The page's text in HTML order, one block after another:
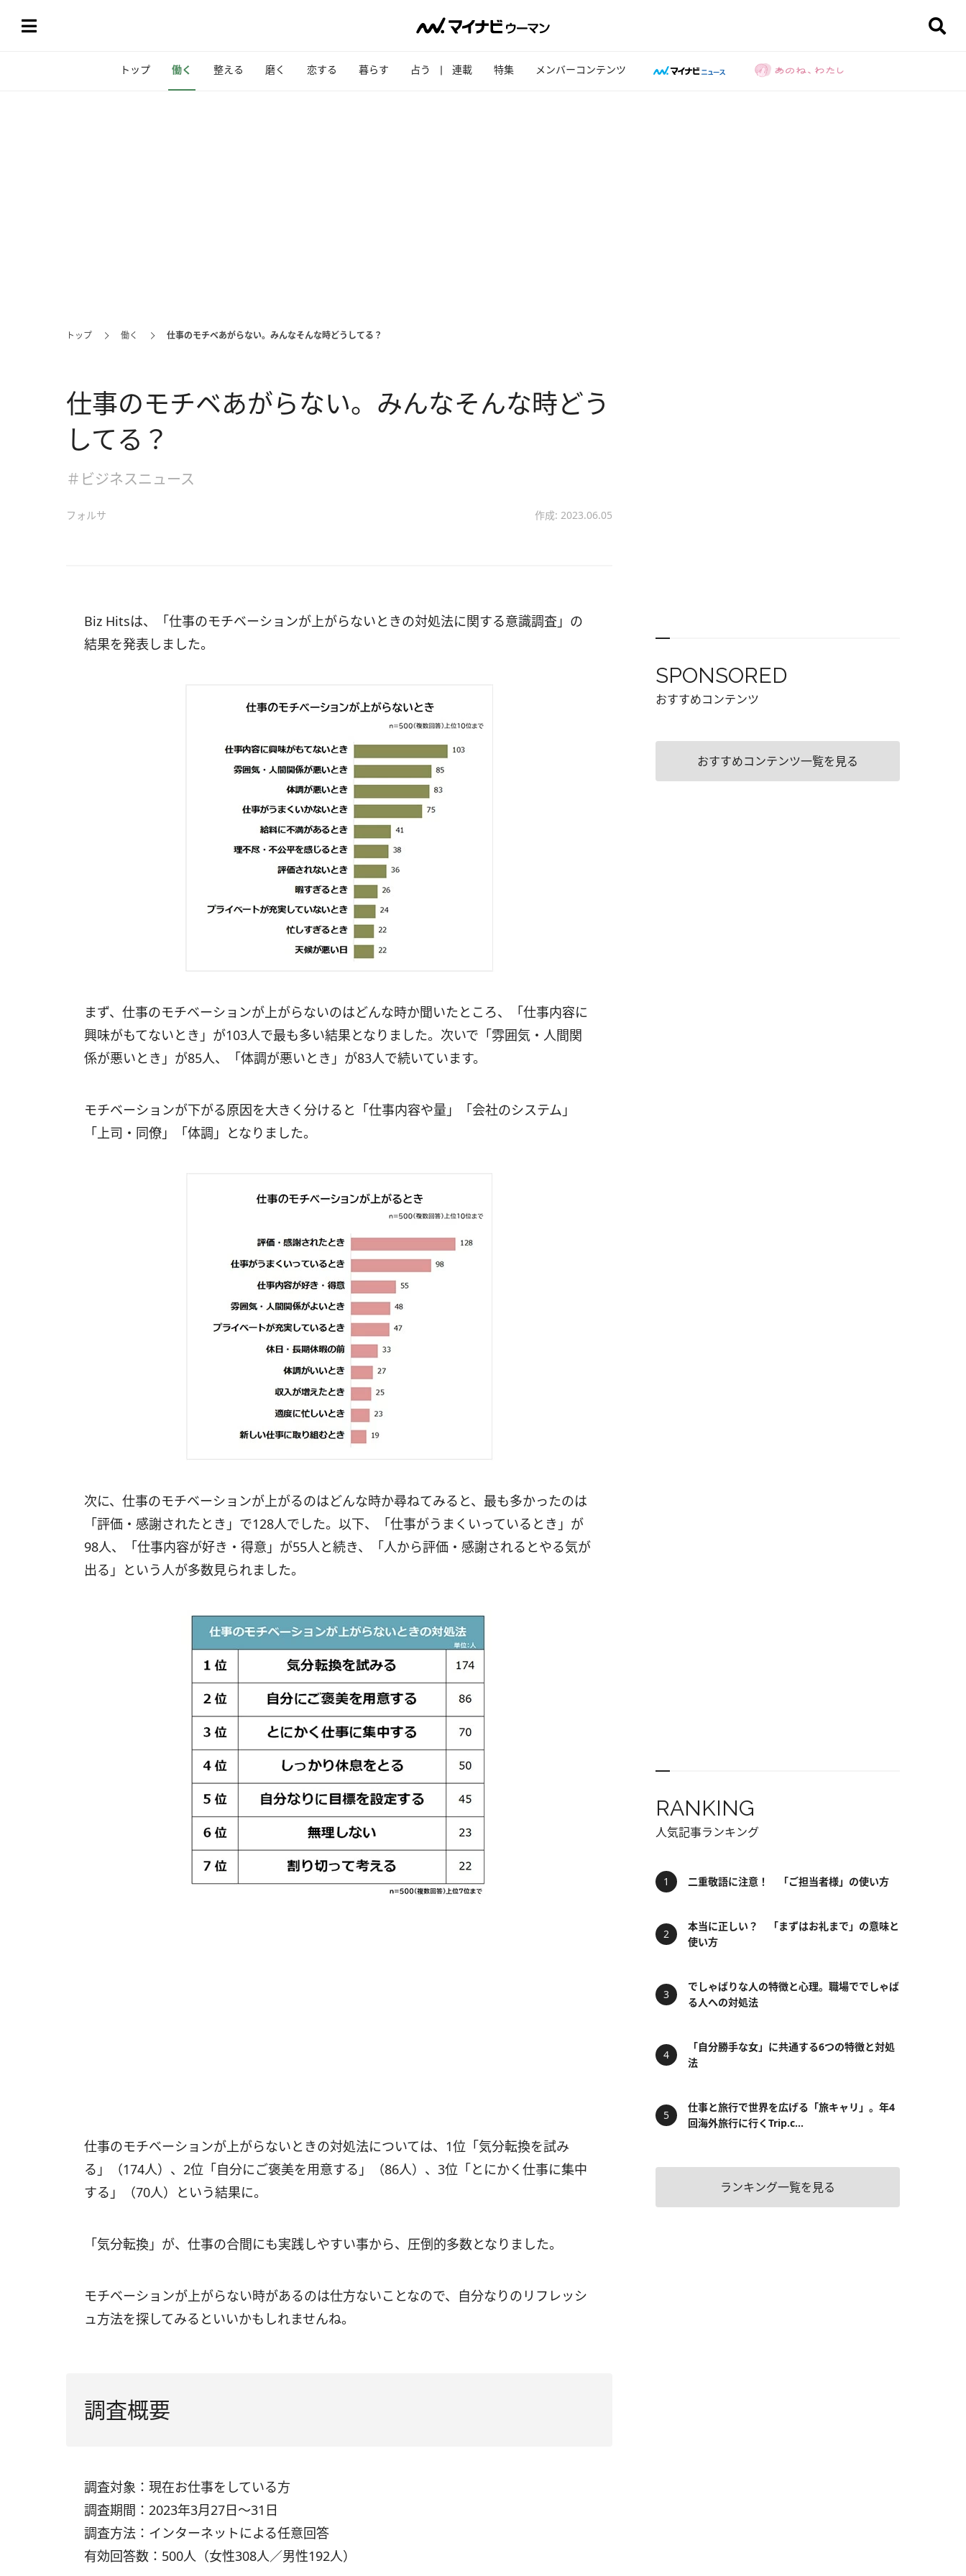
トップ 働く 整える 磨く 恋する 暮らす 占う 連載 特集 メンバーコンテンツ
トップ 働く 仕事のモチベあがらない。みんなそんな時どうしてる？
仕事のモチベあがらない。みんなそんな時どう
してる？
＃ビジネスニュース
フォルサ 作成: 2023.06.05
Biz Hitsは、「仕事のモチベーションが上がらないときの対処法に関する意識調査」の
結果を発表しました。
まず、仕事のモチベーションが上がらないのはどんな時か聞いたところ、「仕事内容に
興味がもてないとき」が103人で最も多い結果となりました。次いで「雰囲気・人間関
係が悪いとき」が85人、「体調が悪いとき」が83人で続いています。
モチベーションが下がる原因を大きく分けると「仕事内容や量」「会社のシステム」
「上司・同僚」「体調」となりました。
次に、仕事のモチベーションが上がるのはどんな時か尋ねてみると、最も多かったのは
「評価・感謝されたとき」で128人でした。以下、「仕事がうまくいっているとき」が
98人、「仕事内容が好き・得意」が55人と続き、「人から評価・感謝されるとやる気が
出る」という人が多数見られました。
仕事のモチベーションが上がらないときの対処法については、1位「気分転換を試み
る」（174人）、2位「自分にご褒美を用意する」（86人）、3位「とにかく仕事に集中
する」（70人）という結果に。
「気分転換」が、仕事の合間にも実践しやすい事から、圧倒的多数となりました。
モチベーションが上がらない時があるのは仕方ないことなので、自分なりのリフレッシ
ュ方法を探してみるといいかもしれませんね。
調査概要
調査対象：現在お仕事をしている方
調査期間：2023年3月27日～31日
調査方法：インターネットによる任意回答
有効回答数：500人（女性308人／男性192人）
SPONSORED
おすすめコンテンツ
おすすめコンテンツ一覧を見る
RANKING
人気記事ランキング
二重敬語に注意！ 「ご担当者様」の使い方
本当に正しい？ 「まずはお礼まで」の意味と
使い方
でしゃばりな人の特徴と心理。職場ででしゃば
る人への対処法
「自分勝手な女」に共通する6つの特徴と対処
法
仕事と旅行で世界を広げる「旅キャリ」。年4
回海外旅行に行くTrip.c...
ランキング一覧を見る